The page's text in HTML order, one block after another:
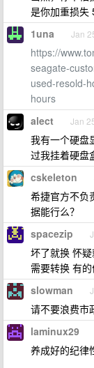
是你加重损失
1una Jan
https://
seagate-
used-resold-
hours
alect Jan
我有一个硬盘
过我挂着硬盘
cskeleton
希捷官方不负
据能行么？
spacezip
坏了就换 怀
需要转换 有
slowman
请不要浪费市
laminux29
养成好的纪律